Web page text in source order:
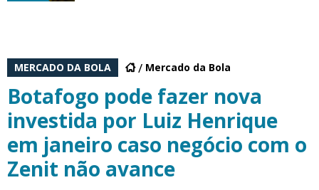
MERCADO DA BOLA Mercado da Bola
Botafogo pode fazer nova
investida por Luiz Henrique
em janeiro caso negócio com o
Zenit não avance